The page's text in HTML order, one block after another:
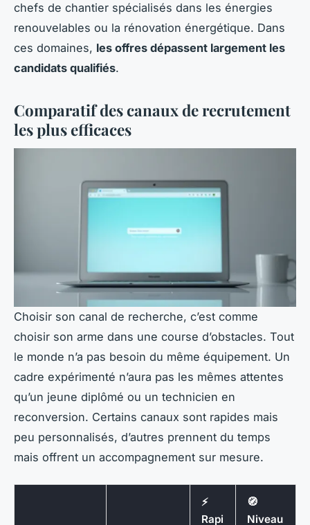
chefs de chantier spécialisés dans les énergies
renouvelables ou la rénovation énergétique. Dans
ces domaines, les offres dépassent largement les
candidats qualifiés.
Comparatif des canaux de recrutement
les plus efficaces
Choisir son canal de recherche, c’est comme
choisir son arme dans une course d’obstacles. Tout
le monde n’a pas besoin du même équipement. Un
cadre expérimenté n’aura pas les mêmes attentes
qu’un jeune diplômé ou un technicien en
reconversion. Certains canaux sont rapides mais
peu personnalisés, d’autres prennent du temps
mais offrent un accompagnement sur mesure.
⚡
Rapi
🧭
Niveau